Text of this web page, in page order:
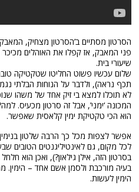
הסרטון מסתיים ב’הסרטון מצחיק,
פני המאבק, אז קפלו את האוהלים מכיכר
שיעורי בית.
שלום עכשיו פשוט החליטו שטקטיקה טובה
תכף נראה), ולדבר על הנוחות הבלתי
לא תוכלו למצא בי זיק אחד של משהו
המכונה ‘ימני’, אבל זה סרטון מכעיס.
הוא הכי טקטיקת ימין קלאסית שאפשר.
אפשר לצפות מכל כך הרבה שלטון
לכל מקום, גם לאינטיליגנטים
בסרטון הזה, אילן גילאון?), ואכן הוא
בעיה מורכבת ולסמן אשם אחד – הימין.
הימין לעשות.